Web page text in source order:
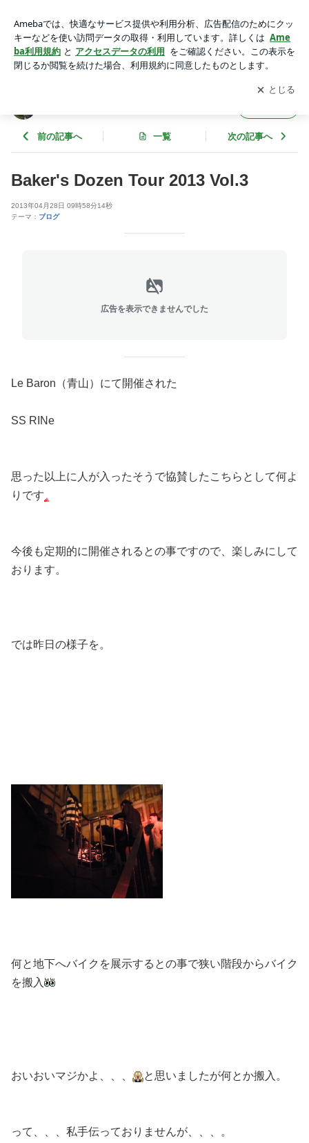
人の独り言アプリをダウンロードして ブログの更新通知
を受け取りまし
ょう。
開く
前の記事へ 一覧 次の記事へ
Baker's Dozen Tour 2013 Vol.3
2013年04月28日 09時58分14秒
テーマ： ブログ
広告を表示できませんでした
Le Baron（青山）にて開催された
SS RINe
思った以上に人が入ったそうで協賛したこちらとして何よ
りです
今後も定期的に開催されるとの事ですので、楽しみにして
おります。
では昨日の様子を。
何と地下へバイクを展示するとの事で狭い階段からバイク
を搬入
おいおいマジかよ、、、 と思いましたが何とか搬入。
って、、、私手伝っておりませんが、、、。